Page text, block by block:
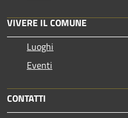
VIVERE IL COMUNE
Luoghi
Eventi
CONTATTI